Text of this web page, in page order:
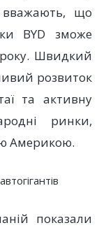
вважають, що
BYD зможе
Швидкий
розвиток
та активну
ринки,
Америкою.
показали